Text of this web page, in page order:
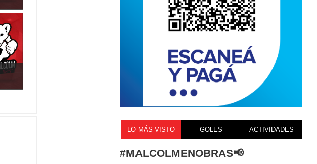
LO MÁS VISTO GOLES ACTIVIDADES
#MALCOLMENOBRAS📢